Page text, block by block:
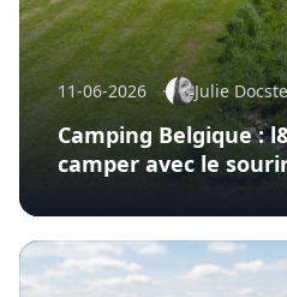
11-06-2026 Julie
Camping Belgique :
camper avec le